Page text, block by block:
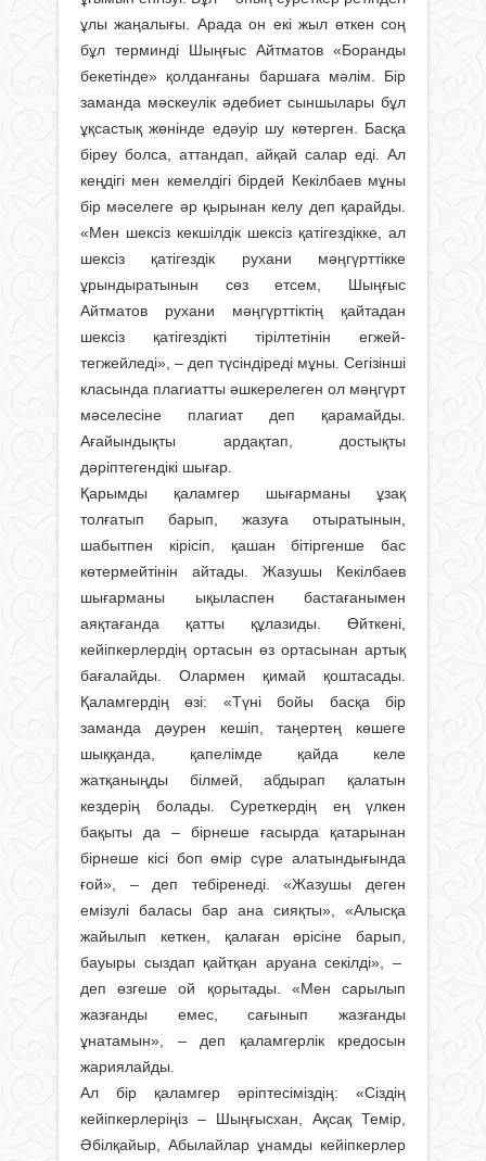
ұлы жаңалығы. Арада он екі жыл өткен соң
бұл терминді Шыңғыс Айтматов «Боранды
бекетінде» қолданғаны баршаға мәлім. Бір
заманда мәскеулік әдебиет сыншылары бұл
ұқсастық жөнінде едәуір шу көтерген. Басқа
біреу болса, аттандап, айқай салар еді. Ал
кеңдігі мен кемелдігі бірдей Кекілбаев мұны
бір мәселеге әр қырынан келу деп қарайды.
«Мен шексіз кекшілдік шексіз қатігездікке, ал
шексіз қатігездік рухани мәңгүрттікке
ұрындыратынын сөз етсем, Шыңғыс
Айтматов рухани мәңгүрттіктің қайтадан
шексіз қатігездікті тірілтетінін егжей-
тегжейледі», – деп түсіндіреді мұны. Сегізінші
класында плагиатты әшкерелеген ол мәңгүрт
мәселесіне плагиат деп қарамайды.
Ағайындықты ардақтап, достықты
дәріптегендікі шығар.
Қарымды қаламгер шығарманы ұзақ
толғатып барып, жазуға отыратынын,
шабытпен кірісіп, қашан бітіргенше бас
көтермейтінін айтады. Жазушы Кекілбаев
шығарманы ықыласпен бастағанымен
аяқтағанда қатты құлазиды. Өйткені,
кейіпкерлердің ортасын өз ортасынан артық
бағалайды. Олармен қимай қоштасады.
Қаламгердің өзі: «Түні бойы басқа бір
заманда дәурен кешіп, таңертең көшеге
шыққанда, қапелімде қайда келе
жатқаныңды білмей, абдырап қалатын
кездерің болады. Суреткердің ең үлкен
бақыты да – бірнеше ғасырда қатарынан
бірнеше кісі боп өмір сүре алатындығында
ғой», – деп тебіренеді. «Жазушы деген
емізулі баласы бар ана сияқты», «Алысқа
жайылып кеткен, қалаған өрісіне барып,
бауыры сыздап қайтқан аруана секілді», –
деп өзгеше ой қорытады. «Мен сарылып
жазғанды емес, сағынып жазғанды
ұнатамын», – деп қаламгерлік кредосын
жариялайды.
Ал бір қаламгер әріптесіміздің: «Сіздің
кейіпкерлеріңіз – Шыңғысхан, Ақсақ Темір,
Әбілқайыр, Абылайлар ұнамды кейіпкерлер